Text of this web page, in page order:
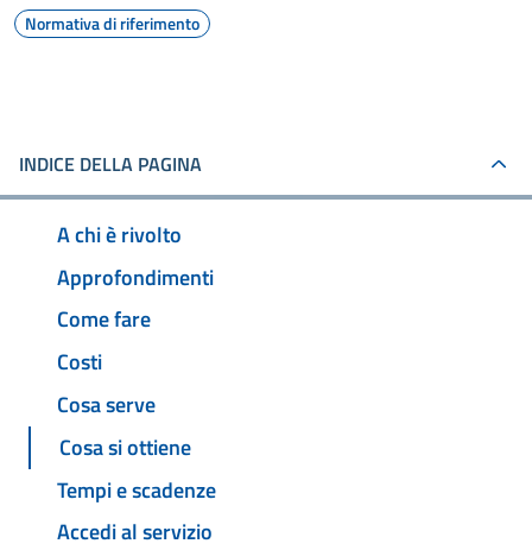
Normativa di riferimento
INDICE DELLA PAGINA
A chi è rivolto
Approfondimenti
Come fare
Costi
Cosa serve
Cosa si ottiene
Tempi e scadenze
Accedi al servizio